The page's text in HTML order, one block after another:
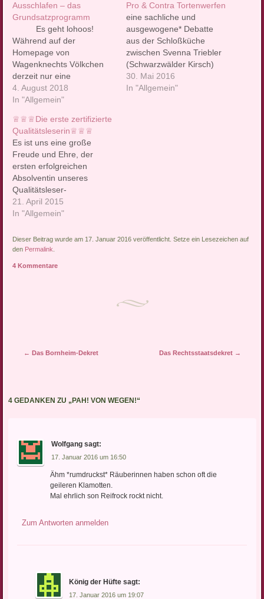
Ausschlafen – das
Grundsatzprogramm
Es geht lohoos!
Während auf der
Homepage von
Wagenknechts Völkchen
derzeit nur eine
abgelaufene Uhr zu sehen
ist (Gruß an den HSV?),
unser basisnahes
Grundsatzprogramm.
Unsere Forderungen: ♕
ein bedingungsloses
Grundeinkommen bei
vollem Schlafausgleich ♕
♕ Es ist genug
Arbeitslosigkeit für alle…
4. August 2018
In "Allgemein"
Pro & Contra Tortenwerfen
eine sachliche und
ausgewogene* Debatte
aus der Schloßküche
zwischen Svenna Triebler
(Schwarzwälder Kirsch)
und Elke Wittich (Tarte
Tatin) PRO: ♕ Wann
30. Mai 2016
In "Allgemein"
♕♕♕Die erste zertifizierte
Qualitätsleserin♕♕♕
Es ist uns eine große
Freude und Ehre, der
ersten erfolgreichen
Absolventin unseres
Qualitätsleser-
Zertifizierungskurses,
Kerstin Probiesch
gratulieren. Wir
überreichen hiermit
Erntehelfern visualisieren.
21. April 2015
In "Allgemein"
Dieser Beitrag wurde am 17. Januar 2016 veröffentlicht. Setze ein Lesezeichen auf
den Permalink
4 Kommentare
Artikel-Navigation
← Das Bornheim-Dekret Das Rechtsstaatsdekret →
4 GEDANKEN ZU „ PAH! VON WEGEN!“
Wolfgang sagt:
17. Januar 2016 um 16:50
Ähm *rumdruckst* Räuberinnen haben schon oft die
geileren Klamotten.
Mal ehrlich son Reifrock rockt nicht.
Zum Antworten anmelden
König der Hüfte sagt:
17. Januar 2016 um 19:07